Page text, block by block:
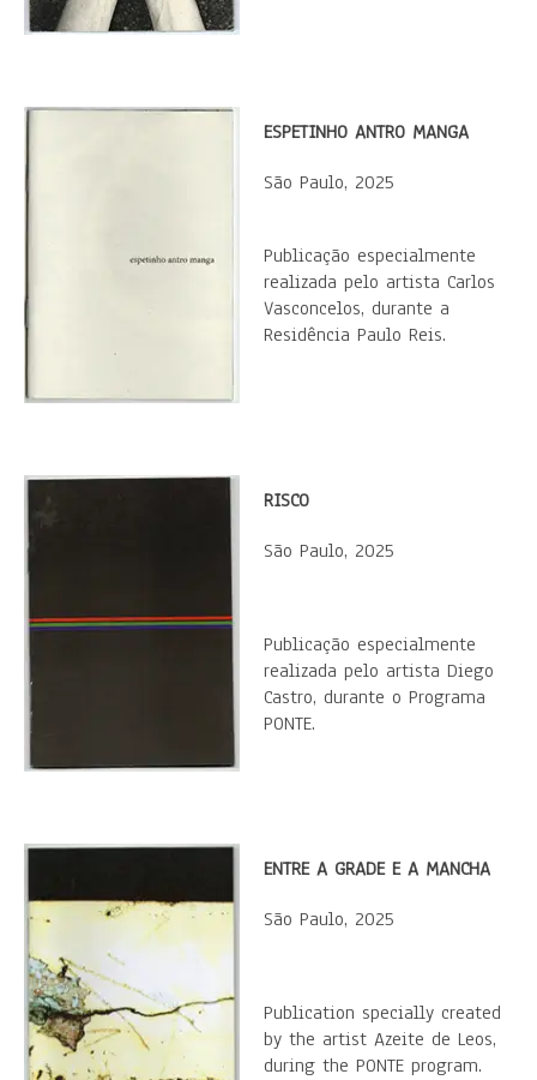
ESPETINHO ANTRO MANGA
São Paulo, 2025
Publicação especialmente
realizada pelo artista Carlos
Vasconcelos, durante a
Residência Paulo Reis.
RISCO
São Paulo, 2025
Publicação especialmente
realizada pelo artista Diego
Castro, durante o Programa
PONTE.
ENTRE A GRADE E A MANCHA
São Paulo, 2025
Publication specially created
by the artist Azeite de Leos,
during the PONTE program.